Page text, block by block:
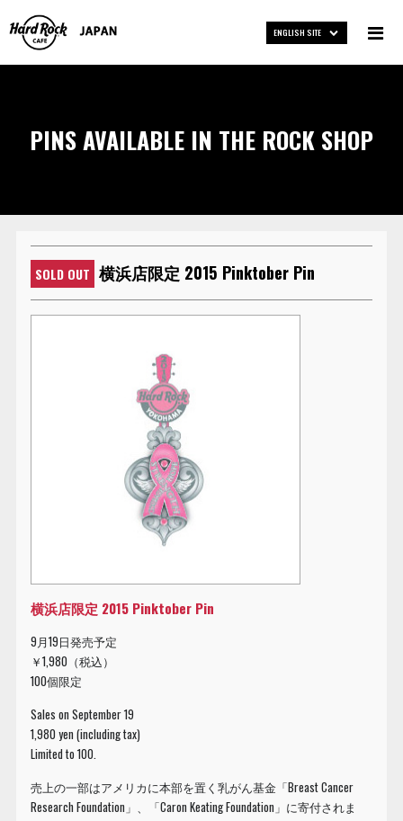
ENGLISH SITE
PINS AVAILABLE IN THE ROCK SHOP
SOLD OUT 横浜店限定 2015 Pinktober Pin
横浜店限定 2015 Pinktober Pin
9月19日発売予定
￥1,980（税込）
100個限定
Sales on September 19
1,980 yen (including tax)
Limited to 100.
売上の一部はアメリカに本部を置く乳がん基金「Breast Cancer
Research Foundation」、「Caron Keating Foundation」に寄付されま